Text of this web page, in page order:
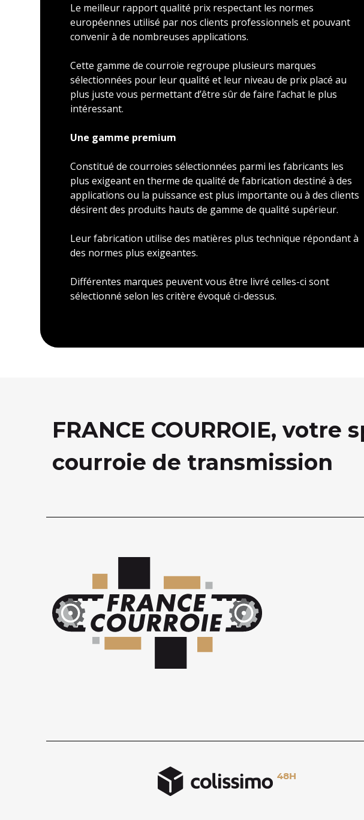
Le meilleur rapport qualité prix respectant les normes
européennes utilisé par nos clients professionnels et pouvant
convenir à de nombreuses applications.
Cette gamme de courroie regroupe plusieurs marques
sélectionnées pour leur qualité et leur niveau de prix placé au
plus juste vous permettant d’être sûr de faire l’achat le plus
intéressant.
Une gamme premium
Constitué de courroies sélectionnées parmi les fabricants les
plus exigeant en therme de qualité de fabrication destiné à des
applications ou la puissance est plus importante ou à des clients
désirent des produits hauts de gamme de qualité supérieur.
Leur fabrication utilise des matières plus technique répondant à
des normes plus exigeantes.
Différentes marques peuvent vous être livré celles-ci sont
sélectionné selon les critère évoqué ci-dessus.
FRANCE COURROIE, votre
courroie de transmission